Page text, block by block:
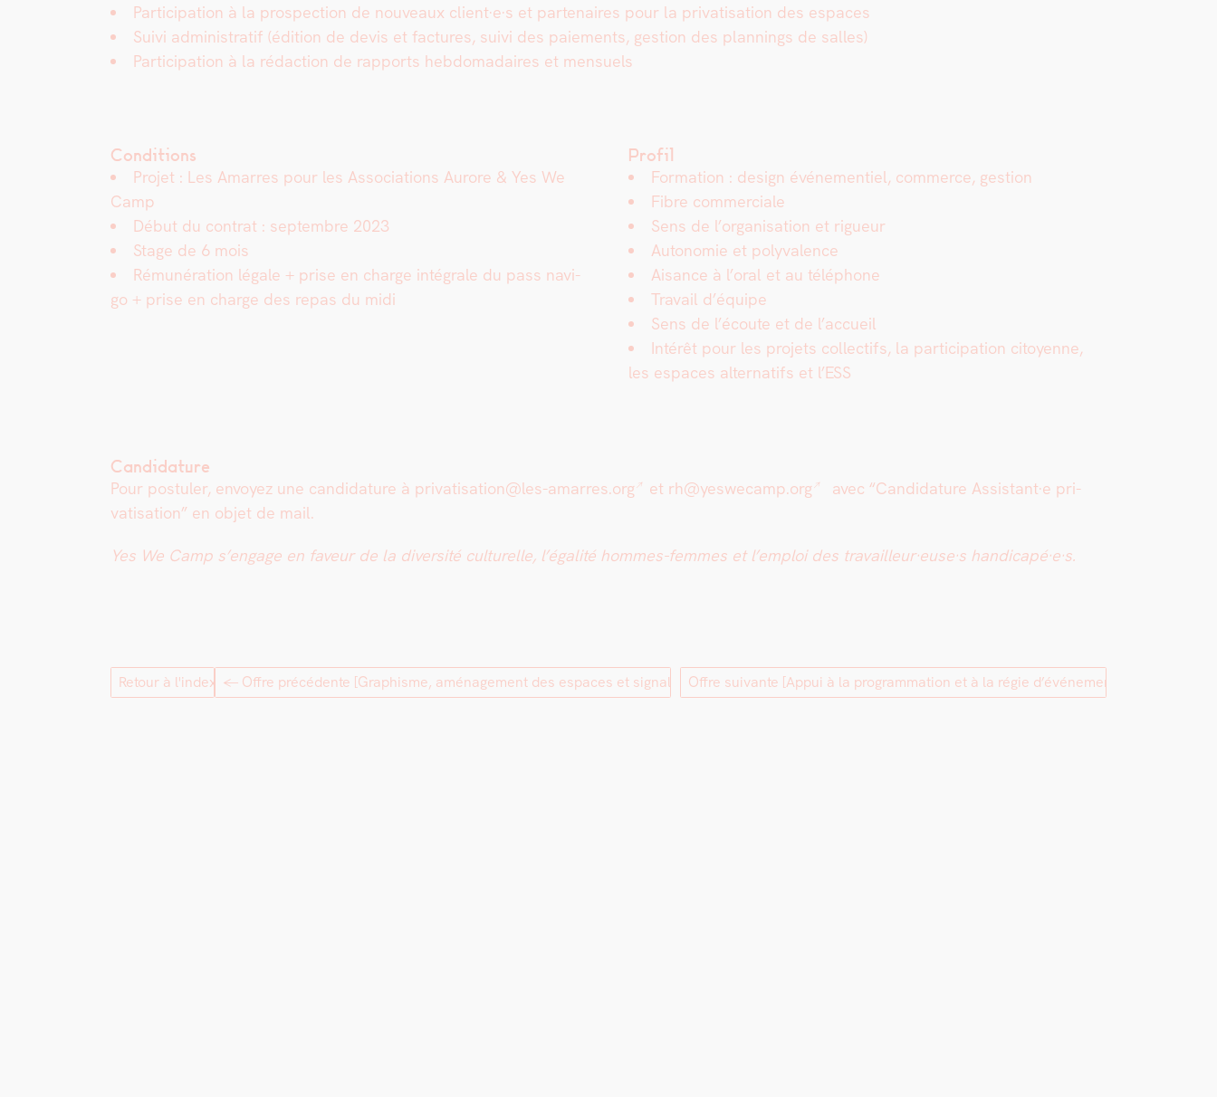
Par­tic­i­pa­tion à la prospec­tion de nou­veaux client·e·s et parte­naires pour la pri­vati­sa­tion des espaces
Suivi admin­is­tratif (édi­tion de devis et fac­tures, suivi des paiements, ges­tion des plan­nings de salles)
Par­tic­i­pa­tion à la rédac­tion de rap­ports heb­do­madaires et men­su­els
Conditions
Pro­jet : Les Amar­res pour les Asso­ci­a­tions Aurore & Yes We
Camp
Début du con­trat : sep­tem­bre 2023
Stage de 6 mois
Rémunéra­tion légale + prise en charge inté­grale du pass nav­i­
go + prise en charge des repas du midi
Profil
For­ma­tion : design événe­men­tiel, com­merce, ges­tion
Fibre com­mer­ciale
Sens de l’organisation et rigueur
Autonomie et poly­va­lence
Aisance à l’oral et au télé­phone
Tra­vail d’équipe
Sens de l’écoute et de l’accueil
Intérêt pour les pro­jets col­lec­tifs, la par­tic­i­pa­tion citoyenne,
les espaces alter­nat­ifs et l’ESS
Candidature
Pour pos­tuler, envoyez une can­di­da­ture à privatisation@les-amarres.org et rh@yeswecamp.org
avec “Can­di­da­ture Assistant·e pri­
vati­sa­tion” en objet de mail.
Yes We Camp s’engage en faveur de la diver­sité cul­turelle, l’égalité hommes-femmes et l’emploi des travailleur·euse·s handicapé·e·s.
Retour à l'index ← Offre précédente [Graphisme, aménagement des espaces et signalétique]Offre suivante [Appui à la programmation et à la régie d’événements]